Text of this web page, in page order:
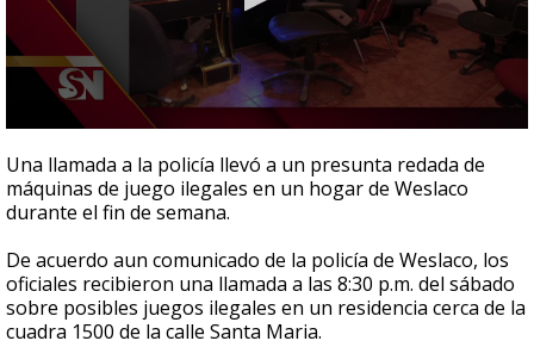
seconds
of
29
seconds
Una llamada a la policía llevó a un presunta redada de
máquinas de juego ilegales en un hogar de Weslaco
durante el fin de semana.
De acuerdo aun comunicado de la policía de Weslaco, los
oficiales recibieron una llamada a las 8:30 p.m. del sábado
sobre posibles juegos ilegales en un residencia cerca de la
cuadra 1500 de la calle Santa Maria.